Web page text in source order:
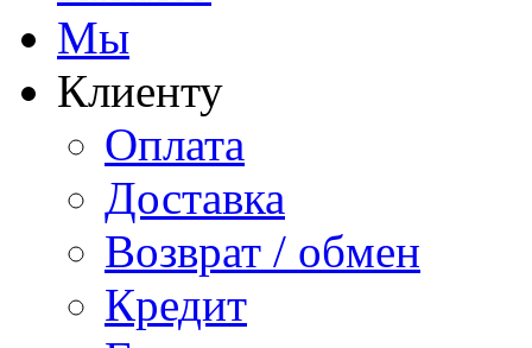
Мы
Клиенту
Оплата
Доставка
Возврат / обмен
Кредит